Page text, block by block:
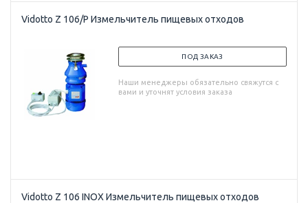
Vidotto Z 106/P Измельчитель пищевых отходов
ПОД ЗАКАЗ
Наши менеджеры обязательно свяжутся с
вами и уточнят условия заказа
Vidotto Z 106 INOX Измельчитель пищевых отходов